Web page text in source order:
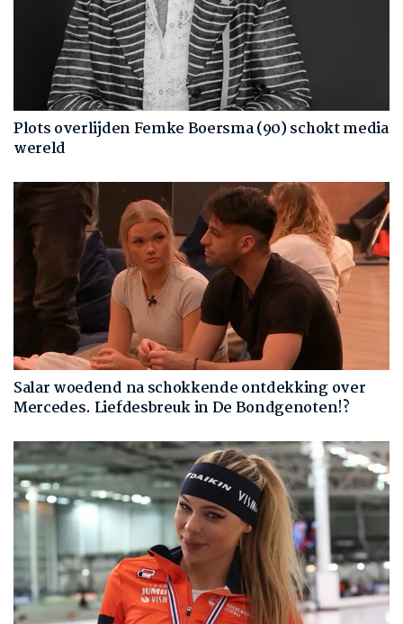
Plots overlijden Femke Boersma (90) schokt media
wereld
Salar woedend na schokkende ontdekking over
Mercedes. Liefdesbreuk in De Bondgenoten!?